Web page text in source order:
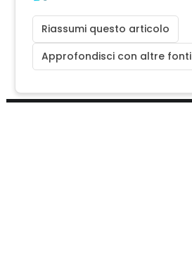
Riassumi questo articolo
Approfondisci con altre fonti